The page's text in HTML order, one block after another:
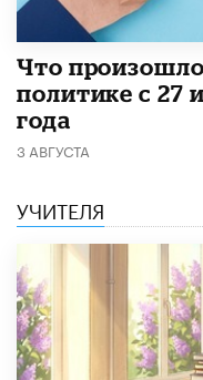
​Что
политике с 27
года
3 АВГУСТА
УЧИТЕЛЯ